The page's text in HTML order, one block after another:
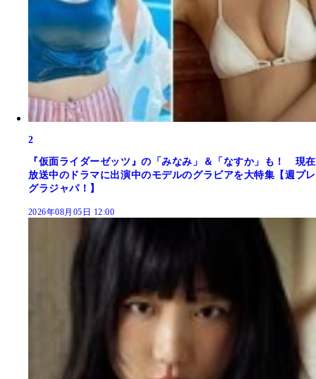
2
『仮面ライダーゼッツ』の「みなみ」＆「なすか」も！ 現在
放送中のドラマに出演中のモデルのグラビアを大特集【週プレ
グラジャパ！】
2026年08月05日 12:00